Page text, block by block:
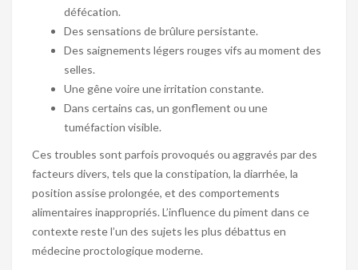
défécation.
Des sensations de brûlure persistante.
Des saignements légers rouges vifs au moment des
selles.
Une gêne voire une irritation constante.
Dans certains cas, un gonflement ou une
tuméfaction visible.
Ces troubles sont parfois provoqués ou aggravés par des
facteurs divers, tels que la constipation, la diarrhée, la
position assise prolongée, et des comportements
alimentaires inappropriés. L’influence du piment dans ce
contexte reste l’un des sujets les plus débattus en
médecine proctologique moderne.